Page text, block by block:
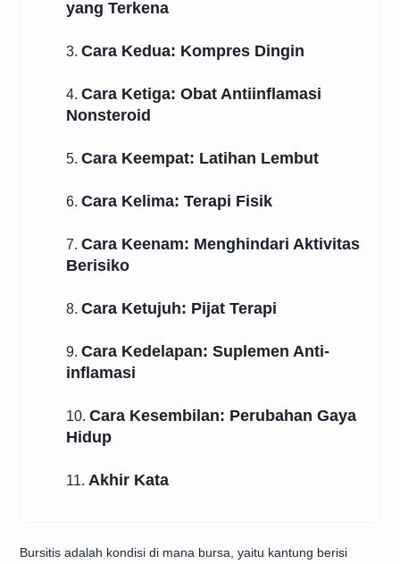
yang Terkena
3. Cara Kedua: Kompres Dingin
4. Cara Ketiga: Obat Antiinflamasi
Nonsteroid
5. Cara Keempat: Latihan Lembut
6. Cara Kelima: Terapi Fisik
7. Cara Keenam: Menghindari Aktivitas
Berisiko
8. Cara Ketujuh: Pijat Terapi
9. Cara Kedelapan: Suplemen Anti-
inflamasi
10. Cara Kesembilan: Perubahan Gaya
Hidup
11. Akhir Kata
Bursitis adalah kondisi di mana bursa, yaitu kantung berisi